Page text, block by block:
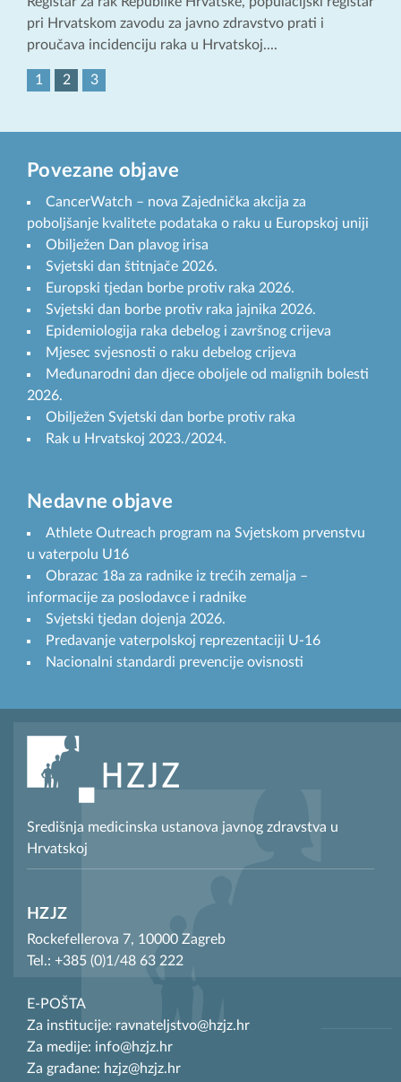
pri Hrvatskom zavodu za javno zdravstvo prati i
proučava incidenciju raka u Hrvatskoj....
1 2 3
Povezane objave
CancerWatch – nova Zajednička akcija za
poboljšanje kvalitete podataka o raku u Europskoj uniji
Obilježen Dan plavog irisa
Svjetski dan štitnjače 2026.
Europski tjedan borbe protiv raka 2026.
Svjetski dan borbe protiv raka jajnika 2026.
Epidemiologija raka debelog i završnog crijeva
Mjesec svjesnosti o raku debelog crijeva
Međunarodni dan djece oboljele od malignih bolesti
2026.
Obilježen Svjetski dan borbe protiv raka
Rak u Hrvatskoj 2023./2024.
Nedavne objave
Athlete Outreach program na Svjetskom prvenstvu
u vaterpolu U16
Obrazac 18a za radnike iz trećih zemalja –
informacije za poslodavce i radnike
Svjetski tjedan dojenja 2026.
Predavanje vaterpolskoj reprezentaciji U-16
Nacionalni standardi prevencije ovisnosti
Središnja medicinska ustanova javnog zdravstva u
Hrvatskoj
HZJZ
Rockefellerova 7, 10000 Zagreb
Tel.: +385 (0)1/48 63 222
E-POŠTA
Za institucije: ravnateljstvo@hzjz.hr
Za medije: info@hzjz.hr
Za građane: hzjz@hzjz.hr